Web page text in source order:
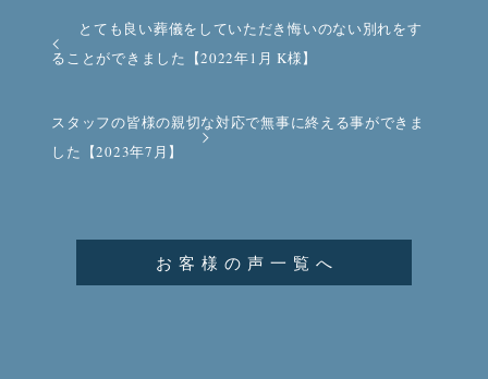
とても良い葬儀をしていただき悔いのない別れをす
ることができました【2022年1月 K様】
スタッフの皆様の親切な対応で無事に終える事ができま
した【2023年7月】
お客様の声一覧へ